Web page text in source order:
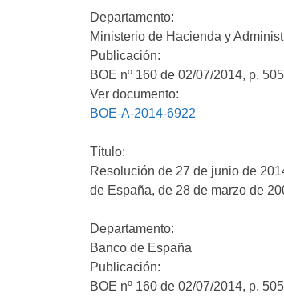
Departamento:
Ministerio de Hacienda y
Publicación:
BOE nº 160 de 02/07/2014, p.
Ver documento:
BOE-A-2014-6922
Título:
Resolución de 27 de junio de
de España, de 28 de marzo de
Departamento:
Banco de España
Publicación:
BOE nº 160 de 02/07/2014, p.